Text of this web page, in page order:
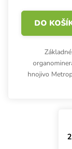
DO
Základné
hnojivo
živiny NPK v
10-20-40 a
stopové